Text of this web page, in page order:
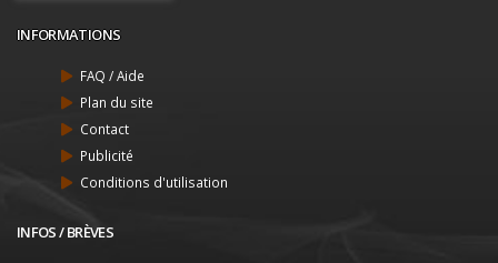
INFORMATIONS
FAQ / Aide
Plan du site
Contact
Publicité
Conditions d'utilisation
INFOS / BRÈVES